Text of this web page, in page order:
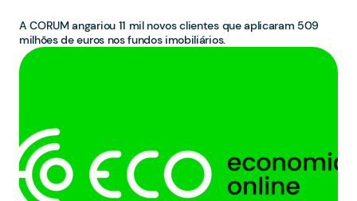
A CORUM angariou 11 mil novos clientes que aplicaram 509
milhões de euros nos fundos imobiliários.